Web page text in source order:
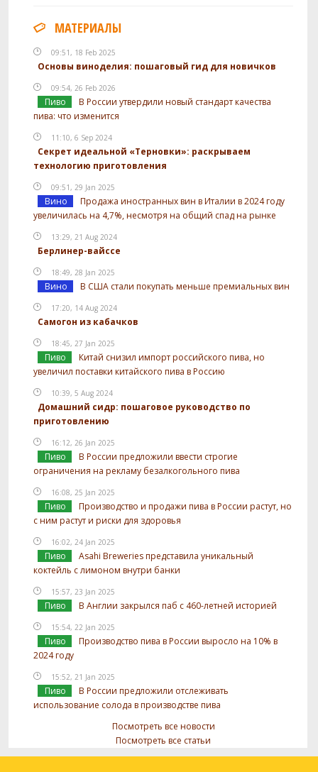
МАТЕРИАЛЫ
09:51, 18 Feb 2025
Основы виноделия: пошаговый гид для новичков
09:54, 26 Feb 2026
Пиво
В России утвердили новый стандарт качества
пива: что изменится
11:10, 6 Sep 2024
Секрет идеальной «Терновки»: раскрываем
технологию приготовления
09:51, 29 Jan 2025
Вино
Продажа иностранных вин в Италии в 2024 году
увеличилась на 4,7%, несмотря на общий спад на рынке
13:29, 21 Aug 2024
Берлинер-вайссе
18:49, 28 Jan 2025
Вино В США стали покупать меньше премиальных вин
17:20, 14 Aug 2024
Самогон из кабачков
18:45, 27 Jan 2025
Пиво
Китай снизил импорт российского пива, но
увеличил поставки китайского пива в Россию
10:39, 5 Aug 2024
Домашний сидр: пошаговое руководство по
приготовлению
16:12, 26 Jan 2025
Пиво
В России предложили ввести строгие
ограничения на рекламу безалкогольного пива
16:08, 25 Jan 2025
Пиво
Производство и продажи пива в России растут, но
с ним растут и риски для здоровья
16:02, 24 Jan 2025
Пиво
Asahi Breweries представила уникальный
коктейль с лимоном внутри банки
15:57, 23 Jan 2025
Пиво В Англии закрылся паб с 460-летней историей
15:54, 22 Jan 2025
Пиво
Производство пива в России выросло на 10% в
2024 году
15:52, 21 Jan 2025
Пиво
В России предложили отслеживать
использование солода в производстве пива
Посмотреть все новости
Посмотреть все статьи